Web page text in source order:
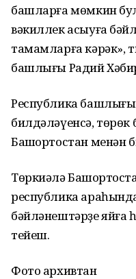
башларға мөмкин
вәкиллек асыуға
тамамларға кәрәк»,
башлығы Радий
Республика
билдәләүенсә,
Башҡортостан менән
Төркиәлә
республика
бәйләнештәрҙе яйға
тейеш.
Фото архивтан